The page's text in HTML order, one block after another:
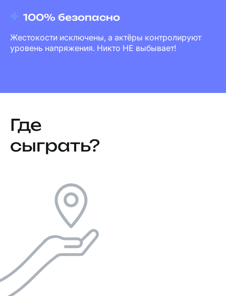
100% безопасно
Жестокости исключены, а актёры контролируют
уровень напряжения. Никто НЕ выбывает!
Где
сыграть?